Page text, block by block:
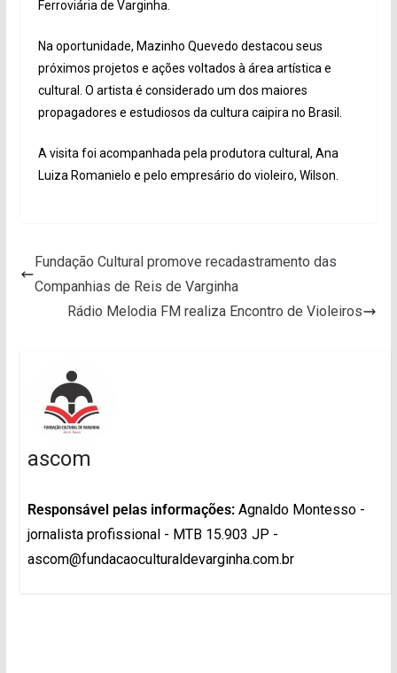
Ferroviária de Varginha.
Na oportunidade, Mazinho Quevedo destacou seus
próximos projetos e ações voltados à área artística e
cultural. O artista é considerado um dos maiores
propagadores e estudiosos da cultura caipira no Brasil.
A visita foi acompanhada pela produtora cultural, Ana
Luiza Romanielo e pelo empresário do violeiro, Wilson.
Fundação Cultural promove recadastramento das
Companhias de Reis de Varginha
Rádio Melodia FM realiza Encontro de Violeiros
ascom
Responsável pelas informações:Agnaldo Montesso -
jornalista profissional - MTB 15.903 JP -
ascom@fundacaoculturaldevarginha.com.br